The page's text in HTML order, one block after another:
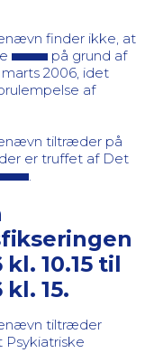
finder ikke, at
på grund af
2006, idet
af
tiltræder på
er truffet af Det
10.15 til
15.
tiltræder
Psykiatriske